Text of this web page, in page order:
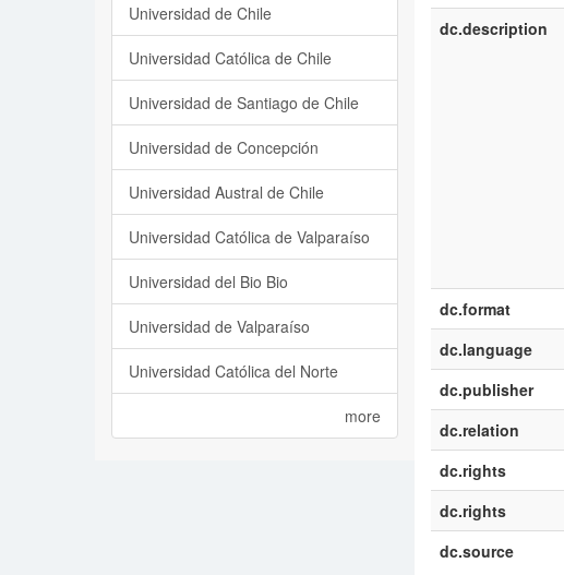
dc.description
dc.format
dc.language
dc.publisher
dc.relation
dc.rights
dc.rights
dc.source
Universidad de Chile
Universidad Católica de Chile
Universidad de Santiago de Chile
Universidad de Concepción
Universidad Austral de Chile
Universidad Católica de Valparaíso
Universidad del Bio Bio
Universidad de Valparaíso
Universidad Católica del Norte
more